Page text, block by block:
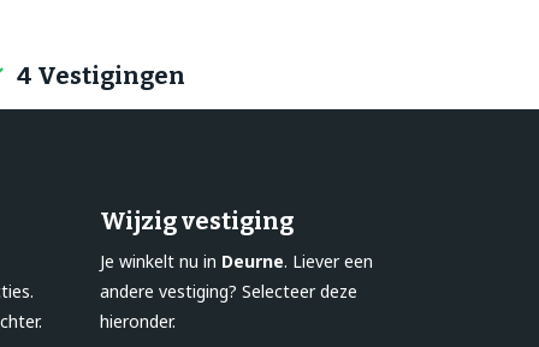
4 Vestigingen
Wijzig vestiging
Je winkelt nu in Deurne. Liever een
andere vestiging? Selecteer deze
hieronder.